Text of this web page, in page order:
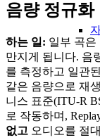
음량 정규화
하는 일: 일부 곡은
만지게 됩니다. 음
를 측정하고 일관
같은 음량으로 재
니스 표준(ITU-R
로 작동하며,
없고 오디오를 절